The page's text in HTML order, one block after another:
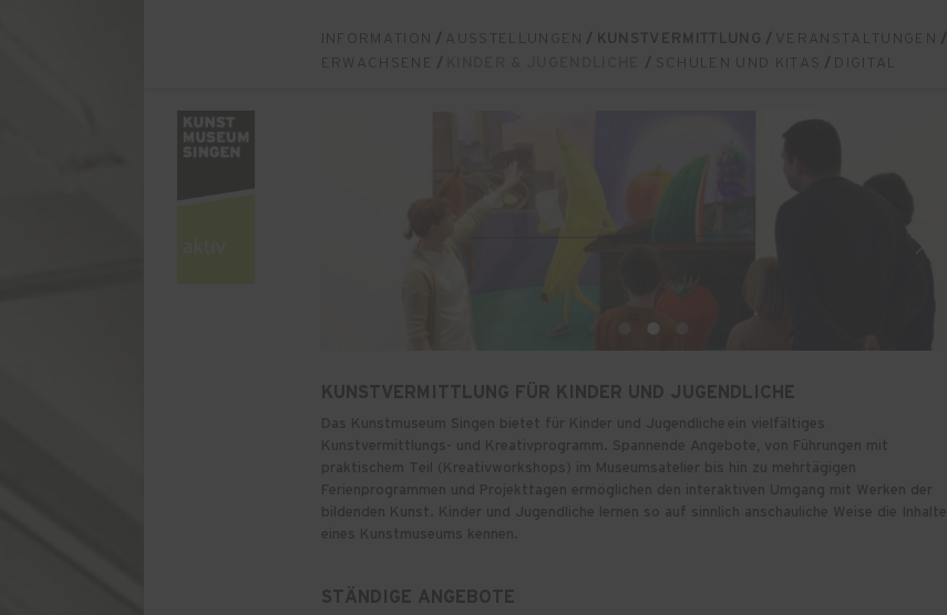
INFORMATION / AUSSTELLUNGEN / KUNSTVERMITTLUNG / VERANSTALTUNGEN /
ERWACHSENE
/ / SCHULEN UND KITAS / DIGITAL
KUNSTVERMITTLUNG FÜR KINDER UND JUGENDLICHE
Das Kunstmuseum Singen bietet für Kinder und Jugendliche ein vielfältiges
Kunstvermittlungs- und Kreativprogramm. Spannende Angebote, von Führungen mit
praktischem Teil (Kreativworkshops) im Museumsatelier bis hin zu mehrtägigen
Ferienprogrammen und Projekttagen ermöglichen den interaktiven Umgang mit Werken der
bildenden Kunst. Kinder und Jugendliche lernen so auf sinnlich anschauliche Weise die Inhalte
eines Kunstmuseums kennen.
STÄNDIGE ANGEBOTE